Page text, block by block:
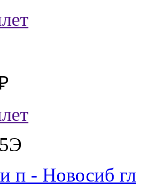
п - Новосиб гл